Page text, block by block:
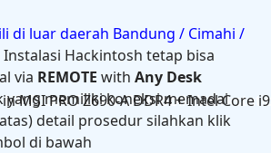
Zbook Power G7 Mobile
di luar daerah Bandung / Cimahi /
Instalasi Hackintosh tetap bisa
via REMOTE with Any Desk
yang memiliki koneksi memadai
detail prosedur silahkan klik
di bawah